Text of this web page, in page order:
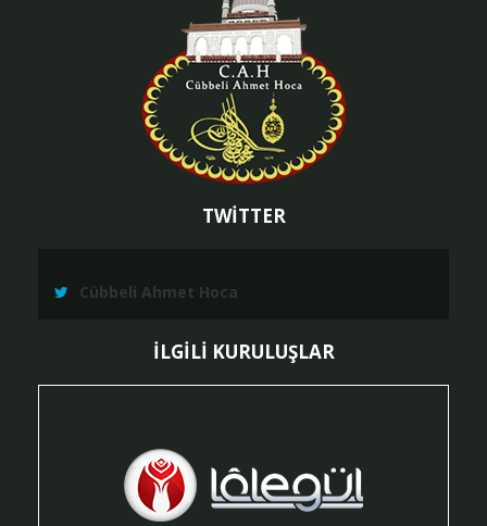
TWİTTER
Cübbeli Ahmet Hoca
İLGİLİ KURULUŞLAR